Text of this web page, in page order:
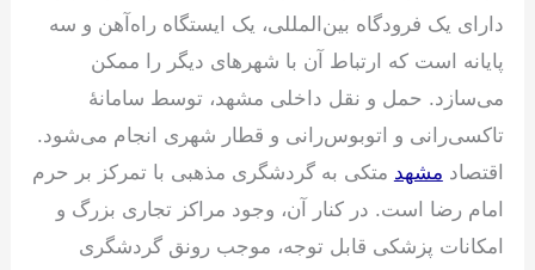
دارای یک فرودگاه بین‌المللی، یک ایستگاه راه‌آهن و سه
پایانه است که ارتباط آن با شهرهای دیگر را ممکن
می‌سازد. حمل و نقل داخلی مشهد، توسط سامانهٔ
تاکسی‌رانی و اتوبوس‌رانی و قطار شهری انجام می‌شود.
اقتصاد مشهد متکی به گردشگری مذهبی با تمرکز بر حرم
امام رضا است. در کنار آن، وجود مراکز تجاری بزرگ و
امکانات پزشکی قابل توجه، موجب رونق گردشگری